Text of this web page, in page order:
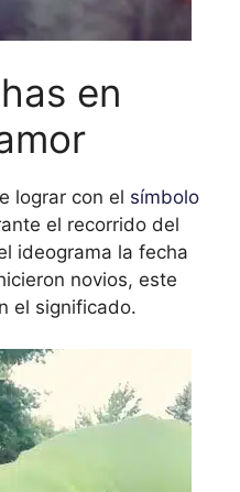
en
lograr con el símbolo
el recorrido del
ideograma la fecha
novios, este
el significado.